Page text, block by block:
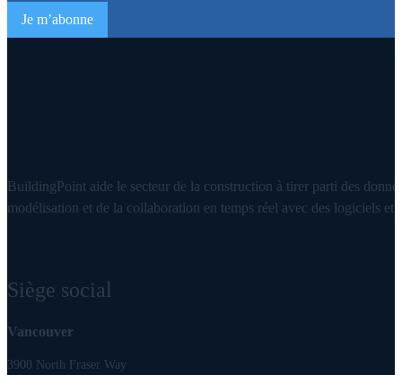
BuildingPoint aide le secteur de la construction à tirer parti des
modélisation et de la collaboration en temps réel avec des logiciels et
Siège social
Vancouver
3900 North Fraser Way